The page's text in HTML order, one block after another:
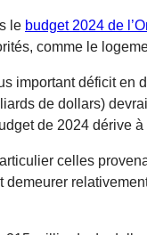
le budget 2024 de
comme le
important déficit
de dollars)
de 2024 dérive
celles